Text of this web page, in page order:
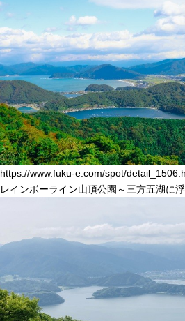
https://www.fuku-e.com/spot/
レインボーライン山頂公園～三方五湖に